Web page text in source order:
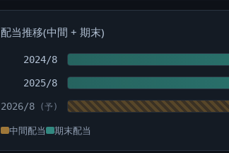
配当推移(中間 + 期末)
2024/8
2025/8
2026/8
中間配当 期末配当